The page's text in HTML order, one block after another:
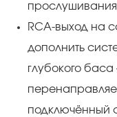
RCA-выход на
дополнить
глубокого
подключённый